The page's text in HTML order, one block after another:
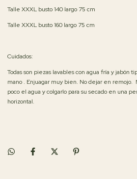
Talle XXXL busto 140 largo 75 cm
Talle XXXL busto 160 largo 75 cm
Cuidados:
Todas son piezas lavables con agua fría y jabón
mano . Enjuagar muy bien. No dejar en remojo.
poco el agua y colgarlo para su secado en una
horizontal.